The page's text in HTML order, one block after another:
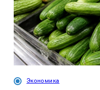
Экономика